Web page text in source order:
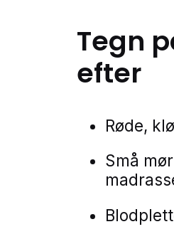
Tegn
efter
Røde,
Små